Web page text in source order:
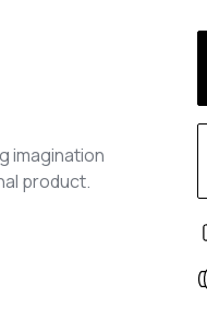
imagination
product.